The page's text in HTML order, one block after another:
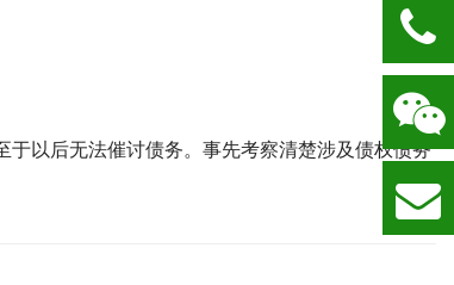
以后无法催讨债务。事先考察清楚涉及债权债务